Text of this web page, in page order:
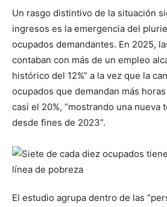
Un rasgo distintivo de la situación
ingresos es la emergencia del
ocupados demandantes. En 2025,
contaban con más de un empleo
histórico del 12%” a la vez que la
ocupados que demandan más
casi el 20%, “mostrando una nueva
desde fines de 2023”.
El estudio agrupa dentro de las